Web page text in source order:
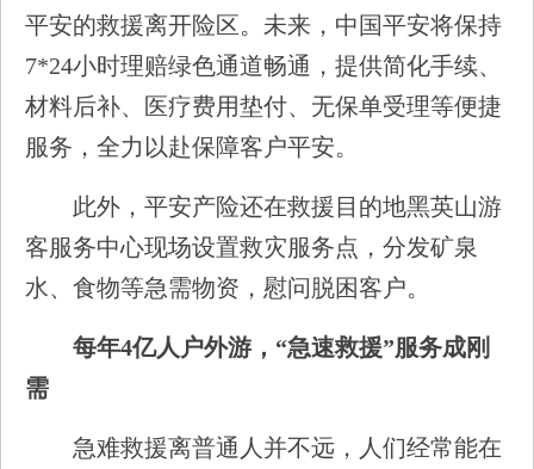
平安的救援离开险区。未来，中国平安将保持
7*24小时理赔绿色通道畅通，提供简化手续、
材料后补、医疗费用垫付、无保单受理等便捷
服务，全力以赴保障客户平安。
此外，平安产险还在救援目的地黑英山游
客服务中心现场设置救灾服务点，分发矿泉
水、食物等急需物资，慰问脱困客户。
每年4亿人户外游，“急速救援”服务成刚
需
急难救援离普通人并不远，人们经常能在